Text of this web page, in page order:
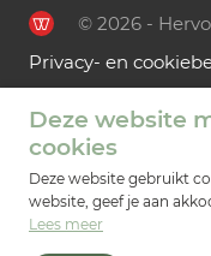
© 2026 -
Privacy- en
Deze website
cookies
Deze website gebruikt
website, geef je aan
Lees meer